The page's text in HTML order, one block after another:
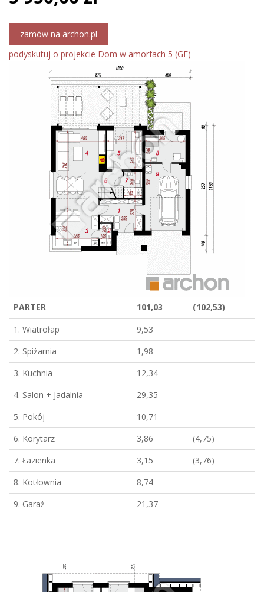
zamów na archon.pl
podyskutuj o projekcie Dom w amorfach 5 (GE)
PARTER 101,03
(102,53)
1. Wiatrołap
9,53
2. Spiżarnia
1,98
3. Kuchnia
12,34
4. Salon + Jadalnia
29,35
5. Pokój
10,71
6. Korytarz
3,86
(4,75)
7. Łazienka
3,15
(3,76)
8. Kotłownia
8,74
9. Garaż
21,37